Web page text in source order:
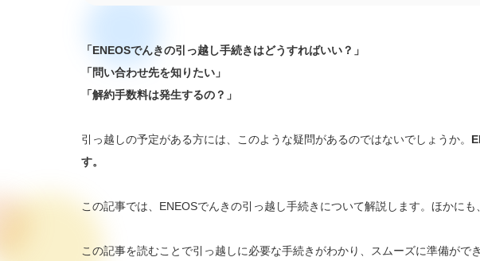
「ENEOSでんきの引っ越し手続きはどうすればいい？」
「問い合わせ先を知りたい」
「解約手数料は発生するの？」
引っ越しの予定がある方には、このような疑問があるのではないでしょうか。
す。
この記事では、ENEOSでんきの引っ越し手続きについて解説します。ほかに
この記事を読むことで引っ越しに必要な手続きがわかり、スムーズに準備がで